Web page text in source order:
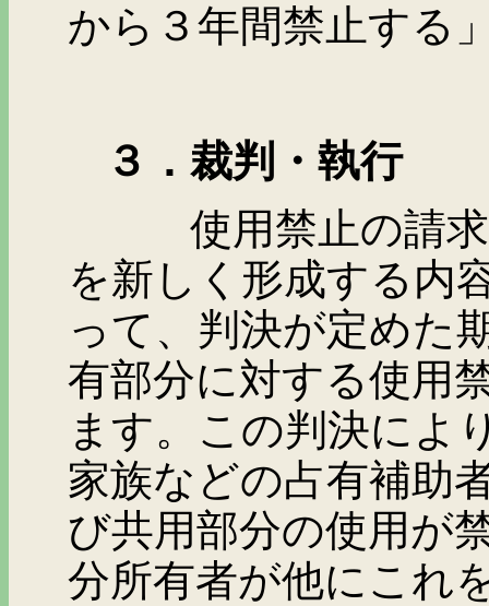
から３年間禁止する
３．裁判・執行
使用禁止の請求を
を新しく形成する内
って、判決が定めた
有部分に対する使用
ます。この判決によ
家族などの占有補助
び共用部分の使用が
分所有者が他にこれ